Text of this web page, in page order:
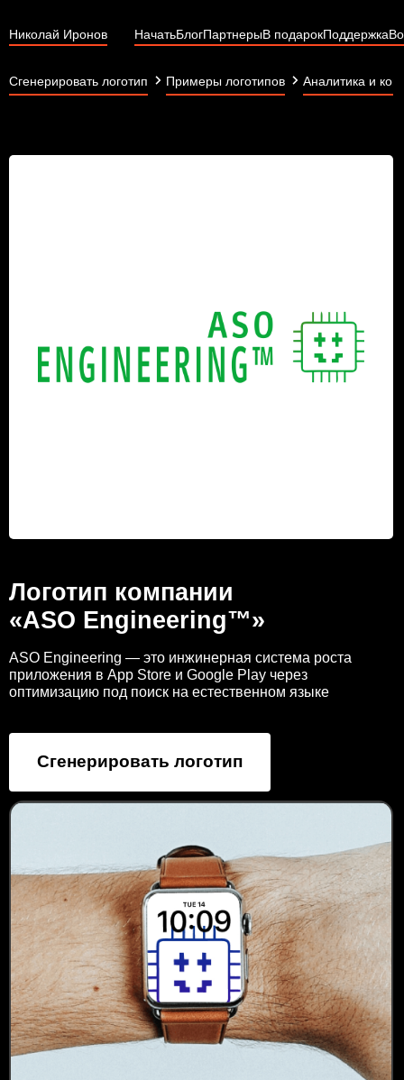
Николай Иронов НачатьБлогПартнерыВ подарокПоддержка
Сгенерировать логотип Примеры логотипов Аналитика и
Логотип компании
«ASO Engineering™»
ASO Engineering — это инжинерная система роста
приложения в App Store и Google Play через
оптимизацию под поиск на естественном языке
Сгенерировать логотип